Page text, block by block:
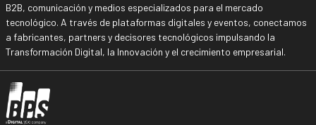
B2B, comunicación y medios especializados para el mercado
tecnológico. A través de plataformas digitales y eventos, conectamos
a fabricantes, partners y decisores tecnológicos impulsando la
Transformación Digital, la Innovación y el crecimiento empresarial.